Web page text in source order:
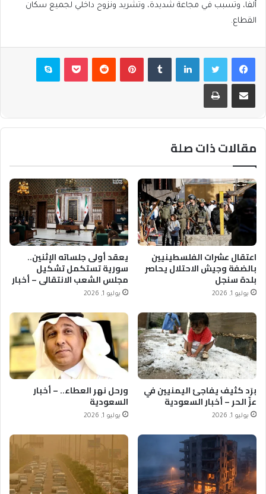
ألفا، وتسبب في مجاعة شديدة، وتشريد ونزوح داخلي لجميع سكان
القطاع.
فيسبوكتويتر لينكدإن بينتيريست بوكيت سكايب
مشاركة عبر البريد طباعة
مقالات ذات صلة
اعتقال عشرات الفلسطينيين
بالضفة وجيش الاحتلال يحاصر
بلدة سنجل
يوليو 1, 2026
يعقد أولى جلساته الإثنين..
سورية تستكمل تشكيل
مجلس الشعب الانتقالي – أخبار
السعودية
يوليو 1, 2026
برَد كثيف يفاجئ اليمنيين في
عزّ الحر – أخبار السعودية
يوليو 1, 2026
ورحل نهر العطاء.. – أخبار
السعودية
يوليو 1, 2026